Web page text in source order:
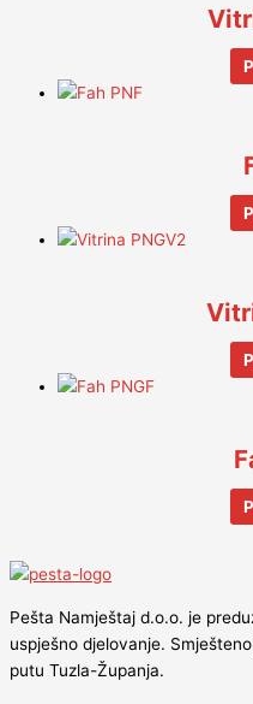
Pešta Namještaj d.o.o. je
uspješno djelovanje.
putu Tuzla-Županja.